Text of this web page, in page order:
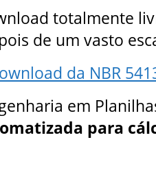
totalmente
de um vasto
da NBR
em
para